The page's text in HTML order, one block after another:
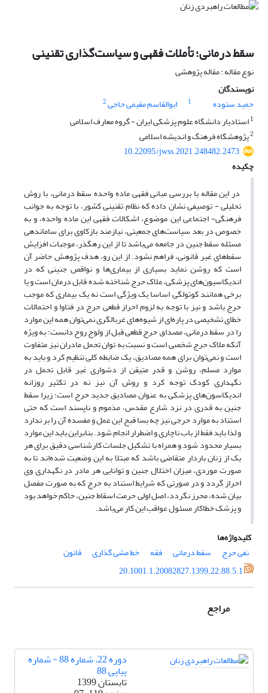
سقط درمانی؛ تأملات فقهی و سیاست‌گذاری تقنینی
نوع مقاله : مقاله پژوهشی
نویسندگان
حمید ستوده
1 ابوالقاسم مقیمی حاجی2
1استادیار دانشگاه علوم پزشکی ایران - گروه معارف اسلامی
2پژوهشگاه فرهنگ و اندیشه اسلامی
10.22095/jwss.2021.248482.2473
چکیده
در این مقاله با بررسی مبانی فقهی ماده واحده سقط درمانی، با روش
تحلیلی - توصیفی نشان داده که نظام تقنینی کشور، با توجه به جوانب
فرهنگی- اجتماعی این موضوع، اشکالات فقهی این ماده واحده، و به
خصوص در بعد سیاست‌های جمعیتی، نیازمند بازکاوی برای ساماندهی
مسئله سقط جنین در جامعه می‌باشد تا از این رهگذر، موجبات افزایش
سقط‌های غیر قانونی، فراهم نشود. از این رو، هدف پژوهش حاضر آن
است که روشن نماید بسیاری از بیماری‌ها و نواقص جنینی که در
اندیکاسیون‌های پزشکی، ملاک حرج شناخته شده قابل درمان است و یا
برخی همانند کوتولگی اساسا یک ویژگی است نه یک بیماری که موجب
حرج باشد و نیز با توجه به لزوم احراز قطعی حرج در فتاوا و احتمالات
خطای تشخیصی در پاره‌ای از شیوه‌های غربالگری نمی‌توان همه این موارد
را در سقط درمانی، مصداق حرج قطعی قبل از ولوج روح دانست؛ به ویژه
آنکه ملاک حرج شخصی است و نسبت به توان تحمل مادران نیز متفاوت
است و نمی‌توان برای همه مصادیق، یک ضابطه کلی تنظیم کرد و باید به
موارد مسلم، روشن و قدر متیقن از دشواری غیر قابل تحمل در
نگهداری کودک توجه کرد و روش آن نیز نه در تکثیر روزانه
اندیکاسون‌های پزشکی به عنوان مصادیق جدید حرج است؛ زیرا سقط
جنین به قدری در نزد شارع مقدس، مذموم و ناپسند است که حتی
استناد به موارد حرجی نیز چه بسا قبح این عمل و مفسده آن را بر ندارد
و لذا باید فقط از باب ناچاری و اضطرار انجام شود. بنابراین باید این موارد
بسیار محدود شود و همراه با تشکیل جلسات کارشناسی دقیق برای هر
یک از زنان باردار متقاضی باشد که مبتلا به این وضعیت شده‌اند تا به
صورت موردی، میزان اختلال جنین و توانایی هر مادر در نگهداری وی
احراز گردد و در صورتی که شرایط استناد به حرج که به صورت مفصل
بیان شده، محرز نگردد، اصل اولی حرمت اسقاط جنین، حاکم خواهد بود
و پزشک خطاکار مسئول عواقب این کار می‌باشد.
کلیدواژه‌ها
نفی حرج
سقط درمانی فقه خط مشی گذاری
قانون
20.1001.1.20082827.1399.22.88.5.1
مراجع
دوره 22، شماره 88 - شماره
پیاپی 88
تابستان 1399